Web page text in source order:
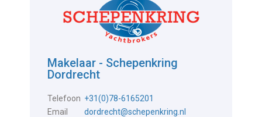
Makelaar - Schepenkring
Dordrecht
Telefoon +31(0)78-6165201
Email
dordrecht@schepenkring.nl